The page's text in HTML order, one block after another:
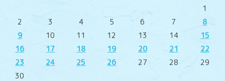
1
2
3 4 5 6 7
8
9
10 11 12 13 14
15
16
17 18 19 20 21
22
23
24 25 26 27 28
29
30